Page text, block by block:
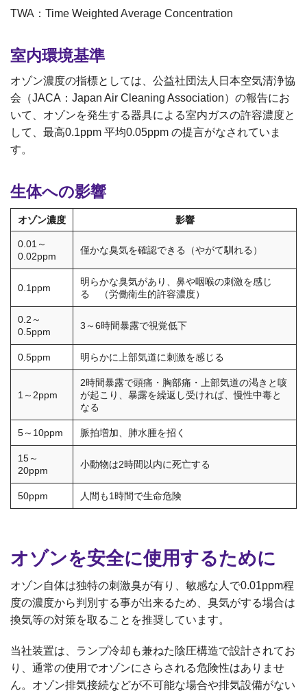
TWA：Time Weighted Average Concentration
室内環境基準
オゾン濃度の指標としては、公益社団法人日本空気清浄協
会（JACA：Japan Air Cleaning Association）の報告にお
いて、オゾンを発生する器具による室内ガスの許容濃度と
して、最高0.1ppm 平均0.05ppm の提言がなされていま
す。
生体への影響
オゾン濃度 影響
0.01～
0.02ppm
僅かな臭気を確認できる（やがて馴れる）
0.1ppm
明らかな臭気があり、鼻や咽喉の刺激を感じ
る （労働衛生的許容濃度）
0.2～
0.5ppm
3～6時間暴露で視覚低下
0.5ppm 明らかに上部気道に刺激を感じる
1～2ppm
2時間暴露で頭痛・胸部痛・上部気道の渇きと咳
が起こり、暴露を繰返し受ければ、慢性中毒と
なる
5～10ppm 脈拍増加、肺水腫を招く
15～
20ppm
小動物は2時間以内に死亡する
50ppm 人間も1時間で生命危険
オゾンを安全に使用するために
オゾン自体は独特の刺激臭が有り、敏感な人で0.01ppm程
度の濃度から判別する事が出来るため、臭気がする場合は
換気等の対策を取ることを推奨しています。
当社装置は、ランプ冷却も兼ねた陰圧構造で設計されてお
り、通常の使用でオゾンにさらされる危険性はありませ
ん。オゾン排気接続などが不可能な場合や排気設備がない